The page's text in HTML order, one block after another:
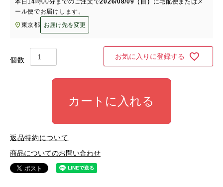
ール便でお届けします。
東京都
お届け先を変更
お気に入りに登録する
カートに入れる
返品特約について
商品についてのお問い合わせ